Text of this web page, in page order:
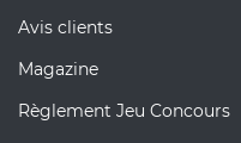
Avis clients
Magazine
Règlement Jeu Concours